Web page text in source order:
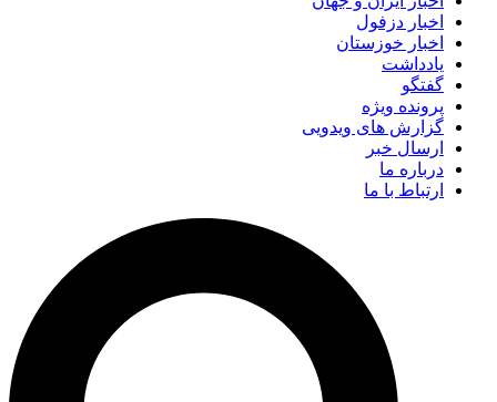
اخبار دزفول
اخبار خوزستان
یادداشت
گفتگو
پرونده ویژه
گزارش های ویدویی
ارسال خبر
درباره ما
ارتباط با ما